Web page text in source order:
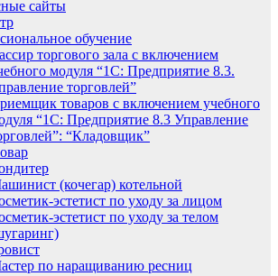
сайты
обучение
торгового зала с включением
модуля “1С: Предприятие 8.3.
торговлей”
товаров с включением учебного
“1С: Предприятие 8.3 Управление
“Кладовщик”
(кочегар) котельной
эстетист по уходу за лицом
эстетист по уходу за телом
по наращиванию ресниц